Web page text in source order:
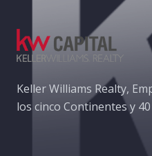
Keller Williams Realty,
los cinco Continentes y